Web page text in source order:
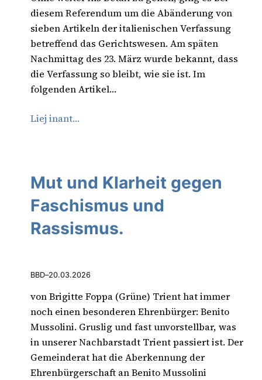
diesem Referendum um die Abänderung von
sieben Artikeln der italienischen Verfassung
betreffend das Gerichtswesen. Am späten
Nachmittag des 23. März wurde bekannt, dass
die Verfassung so bleibt, wie sie ist. Im
folgenden Artikel…
Liej inant…
Mut und Klarheit gegen
Faschismus und
Rassismus.
BBD–20.03.2026
von Brigitte Foppa (Grüne) Trient hat immer
noch einen besonderen Ehrenbürger: Benito
Mussolini. Gruslig und fast unvorstellbar, was
in unserer Nachbarstadt Trient passiert ist. Der
Gemeinderat hat die Aberkennung der
Ehrenbürgerschaft an Benito Mussolini